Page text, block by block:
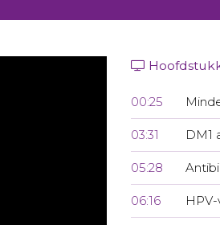
00:25
03:31 DM1
05:28
06:16